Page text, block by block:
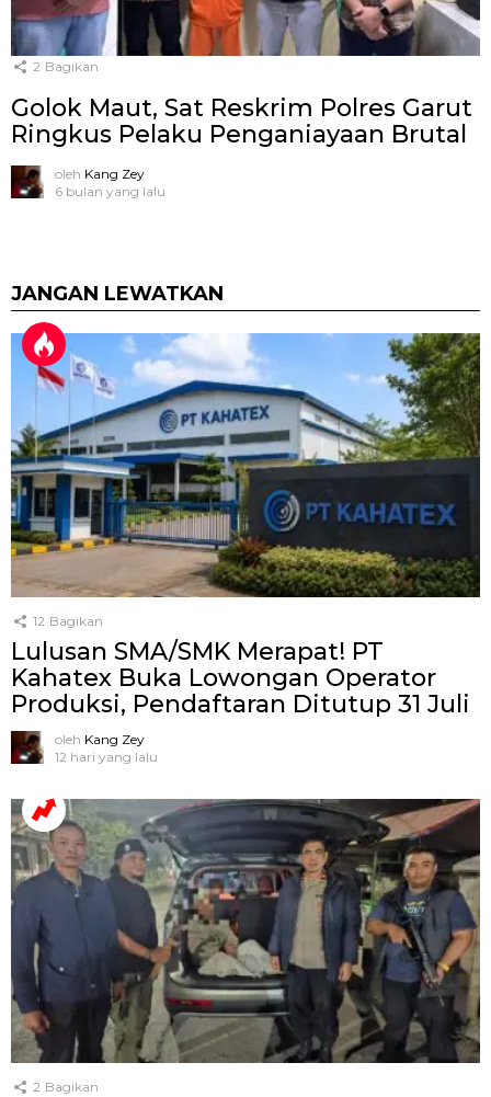
2 Bagikan
Golok Maut, Sat Reskrim Polres Garut
Ringkus Pelaku Penganiayaan Brutal
oleh Kang Zey
6 bulan yang lalu
JANGAN LEWATKAN
12 Bagikan
Lulusan SMA/SMK Merapat! PT
Kahatex Buka Lowongan Operator
Produksi, Pendaftaran Ditutup 31 Juli
oleh Kang Zey
12 hari yang lalu
2 Bagikan